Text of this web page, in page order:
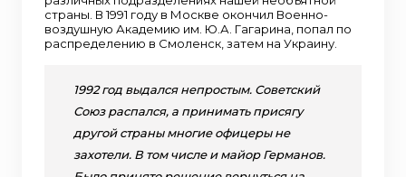
страны. В 1991 году в Москве окончил Военно-
воздушную Академию им. Ю.А. Гагарина, попал по
распределению в Смоленск, затем на Украину.
1992 год выдался непростым. Советский
Союз распался, а принимать присягу
другой страны многие офицеры не
захотели. В том числе и майор Германов.